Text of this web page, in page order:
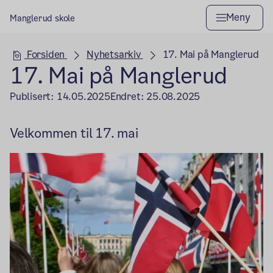
Manglerud skole Meny
Hovedseksjon
Forsiden Nyhetsarkiv 17. Mai på Manglerud
17. Mai på Manglerud
Publisert: 14.05.2025Endret: 25.08.2025
Velkommen til 17. mai